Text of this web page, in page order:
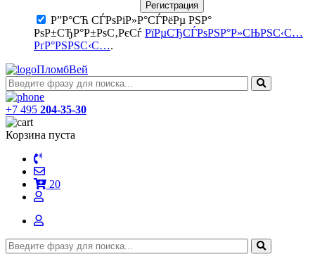
Регистрация
Р”Р°СЋ СЃРѕРіР»Р°СЃРёРµ РЅР°
РѕР±СЂР°Р±РѕС‚РєСѓ РїРµСЂСЃРѕРЅР°Р»СЊРЅС‹С…
РґР°РЅРЅС‹С….
ПломбВей
+7 495 204-35-30
Корзина пуста
20